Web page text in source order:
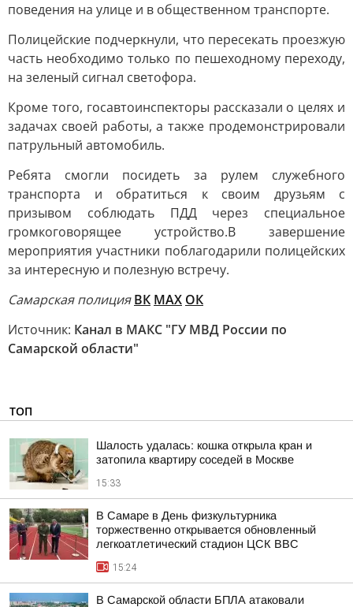
поведения на улице и в общественном транспорте.
Полицейские подчеркнули, что пересекать проезжую
часть необходимо только по пешеходному переходу,
на зеленый сигнал светофора.
Кроме того, госавтоинспекторы рассказали о целях и
задачах своей работы, а также продемонстрировали
патрульный автомобиль.
Ребята смогли посидеть за рулем служебного
транспорта и обратиться к своим друзьям с
призывом соблюдать ПДД через специальное
громкоговорящее устройство.В завершение
мероприятия участники поблагодарили полицейских
за интересную и полезную встречу.
Самарская полиция ВК MAX ОК
Источник: Канал в МАКС "ГУ МВД России по
Самарской области"
ТОП
Шалость удалась: кошка открыла кран и
затопила квартиру соседей в Москве
15:33
В Самаре в День физкультурника
торжественно открывается обновленный
легкоатлетический стадион ЦСК ВВС
15:24
В Самарской области БПЛА атаковали